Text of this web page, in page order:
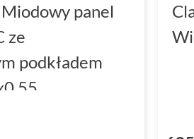
panel
ze
podkładem